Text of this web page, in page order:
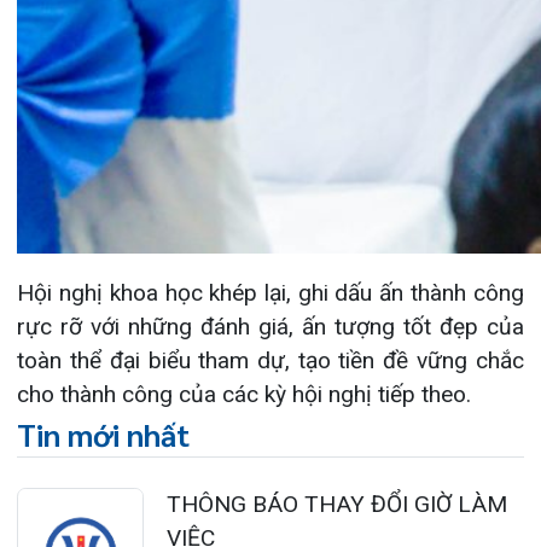
CẢNH BÁO: TỰ Ý SỬ DỤNG
THUỐC NAM, THUỐC BẮC KHÔ...
24/07/2026
HÓA KHỚP VÀ CƠ SỞ SI...
Đặt lịch khám